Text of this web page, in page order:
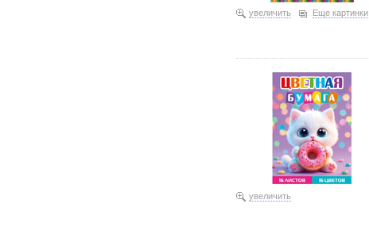
увеличить Еще картинки
увеличить